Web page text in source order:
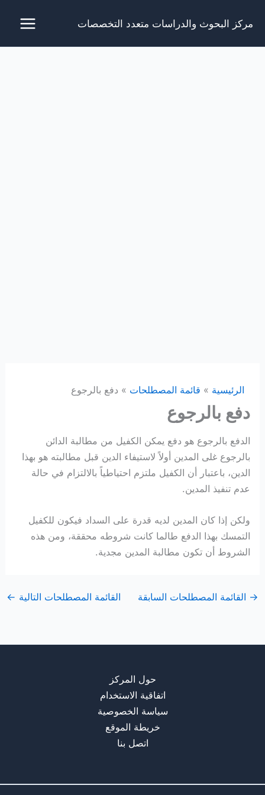
مركز البحوث والدراسات متعدد التخصصات
الرئيسية قائمة المصطلحات دفع بالرجوع
دفع بالرجوع
الدفع بالرجوع هو دفع يمكن الكفيل من مطالبة الدائن
بالرجوع غلى المدين أولاً لاستيفاء الدين قبل مطالبته هو بهذا
الدين، باعتبار أن الكفيل ملتزم احتياطياً بالالتزام في حالة
عدم تنفيذ المدين.
ولكن إذا كان المدين لديه قدرة على السداد فيكون للكفيل
التمسك بهذا الدفع طالما كانت شروطه محققة، ومن هذه
الشروط أن تكون مطالبة المدين مجدية.
→ القائمة المصطلحات السابقة القائمة المصطلحات التالية ←
حول المركز
اتفاقية الاستخدام
سياسة الخصوصية
خريطة الموقع
اتصل بنا